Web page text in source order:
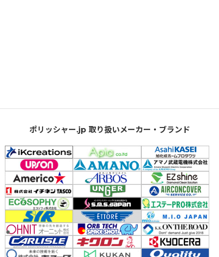
ポリッシャー.jp 取り扱いメーカー・ブランド